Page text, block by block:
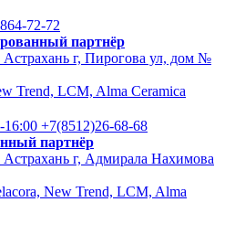
72-72
партнёр
Астрахань г, Пирогова ул, дом №
Trend, LCM, Alma Ceramica
16:00 +7(8512)26-68-68
партнёр
Астрахань г, Адмирала Нахимова
New Trend, LCM, Alma